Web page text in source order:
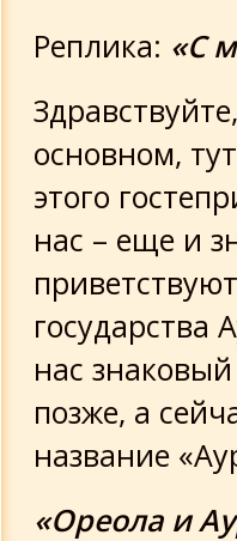
Реплика: «С
основном,
этого
нас – еще и
государства
нас
позже, а
название
«Ореола и